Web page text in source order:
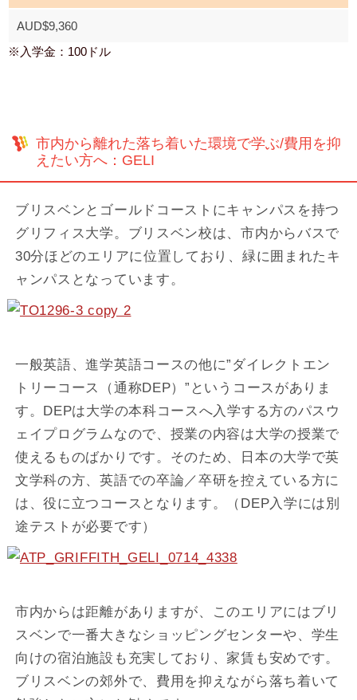
AUD$9,360
※入学金：100ドル
市内から離れた落ち着いた環境で学ぶ/費用を抑
えたい方へ：GELI
ブリスベンとゴールドコーストにキャンパスを持つ
グリフィス大学。ブリスベン校は、市内からバスで
30分ほどのエリアに位置しており、緑に囲まれたキ
ャンパスとなっています。
一般英語、進学英語コースの他に”ダイレクトエン
トリーコース（通称DEP）”というコースがありま
す。DEPは大学の本科コースへ入学する方のパスウ
ェイプログラムなので、授業の内容は大学の授業で
使えるものばかりです。そのため、日本の大学で英
文学科の方、英語での卒論／卒研を控えている方に
は、役に立つコースとなります。（DEP入学には別
途テストが必要です）
市内からは距離がありますが、このエリアにはブリ
スベンで一番大きなショッピングセンターや、学生
向けの宿泊施設も充実しており、家賃も安めです。
ブリスベンの郊外で、費用を抑えながら落ち着いて